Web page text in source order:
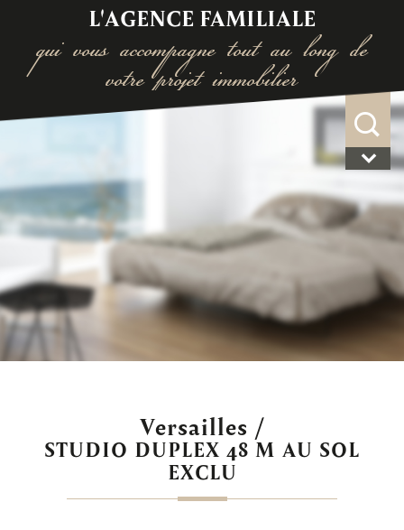
L'AGENCE FAMILIALE
qui vous accompagne tout au long de
votre projet immobilier
versailles /
STUDIO DUPLEX 48 M AU SOL
EXCLU